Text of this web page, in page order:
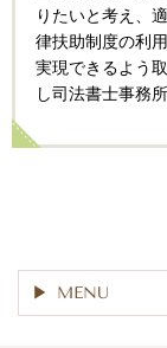
りたいと考え、
律扶助制度の利
実現できるよう
し司法書士事務
MENU